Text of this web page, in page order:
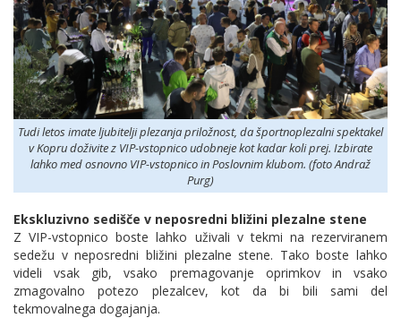
Tudi letos imate ljubitelji plezanja priložnost, da športnoplezalni spektakel
v Kopru doživite z VIP-vstopnico udobneje kot kadar koli prej. Izbirate
lahko med osnovno VIP-vstopnico in Poslovnim klubom. (foto Andraž
Purg)
Ekskluzivno sedišče v neposredni bližini plezalne stene
Z VIP-vstopnico boste lahko uživali v tekmi na rezerviranem
sedežu v neposredni bližini plezalne stene. Tako boste lahko
videli vsak gib, vsako premagovanje oprimkov in vsako
zmagovalno potezo plezalcev, kot da bi bili sami del
tekmovalnega dogajanja.